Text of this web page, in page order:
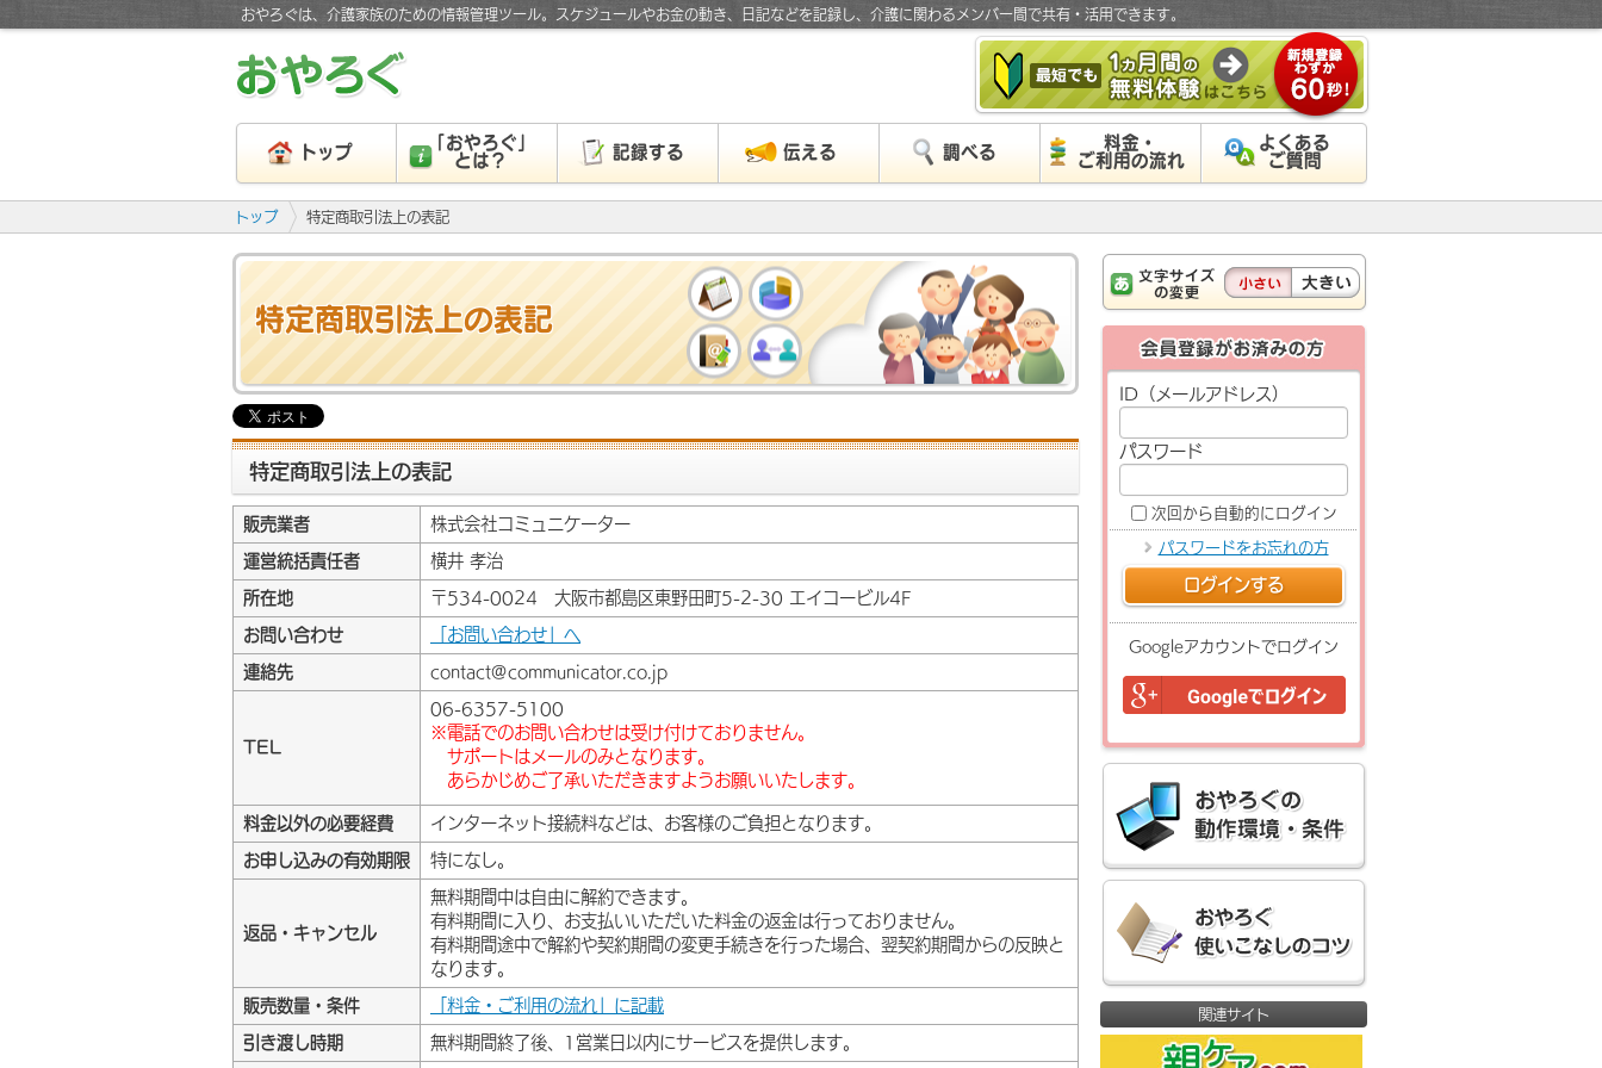
おやろぐは、介護家族のための情報管理ツール。スケジュールやお金の動き、日記などを記録し、介護に関わるメンバー間で共有・活用できます。
トップ
「おやろぐ」
とは？
記録する 伝える 調べる
料金・
ご利用の流れ
よくある
ご質問
トップ 特定商取引法上の表記
特定商取引法上の表記
特定商取引法上の表記
販売業者 株式会社コミュニケーター
運営統括責任者 横井 孝治
所在地 〒534-0024 大阪市都島区東野田町5-2-30 エイコービル4F
お問い合わせ 「お問い合わせ」へ
連絡先 contact@communicator.co.jp
TEL
06-6357-5100
※電話でのお問い合わせは受け付けておりません。
サポートはメールのみとなります。
あらかじめご了承いただきますようお願いいたします。
料金以外の必要経費 インターネット接続料などは、お客様のご負担となります。
お申し込みの有効期限 特になし。
返品・キャンセル
無料期間中は自由に解約できます。
有料期間に入り、お支払いいただいた料金の返金は行っておりません。
有料期間途中で解約や契約期間の変更手続きを行った場合、翌契約期間からの反映と
なります。
販売数量・条件 「料金・ご利用の流れ」に記載
引き渡し時期 無料期間終了後、1営業日以内にサービスを提供します。
ID（メールアドレス）
パスワード
次回から自動的にログイン
パスワードをお忘れの方
ログインする
Googleアカウントでログイン
関連サイト